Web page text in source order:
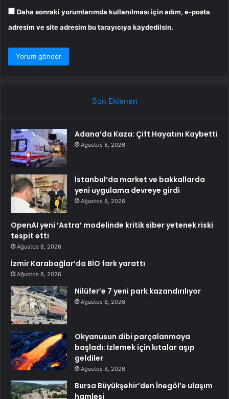
Daha sonraki yorumlarımda kullanılması için adım, e-posta
adresim ve site adresim bu tarayıcıya kaydedilsin.
Son Eklenen
Adana’da Kaza: Çift Hayatını Kaybetti
Ağustos 8, 2026
İstanbul’da market ve bakkallarda
yeni uygulama devreye girdi
Ağustos 8, 2026
OpenAI yeni ’Astra’ modelinde kritik siber yetenek riski
tespit etti
Ağustos 8, 2026
İzmir Karabağlar’da BİO fark yarattı
Ağustos 8, 2026
Nilüfer’e 7 yeni park kazandırılıyor
Ağustos 8, 2026
Okyanusun dibi parçalanmaya
başladı: İzlemek için kıtalar aşıp
geldiler
Ağustos 8, 2026
Bursa Büyükşehir’den İnegöl’e ulaşım
hamlesi